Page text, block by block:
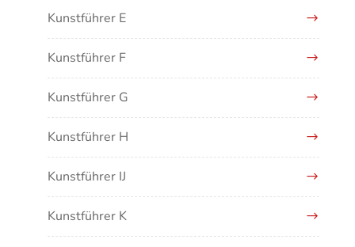
Kunstführer E
Kunstführer F
Kunstführer G
Kunstführer H
Kunstführer IJ
Kunstführer K